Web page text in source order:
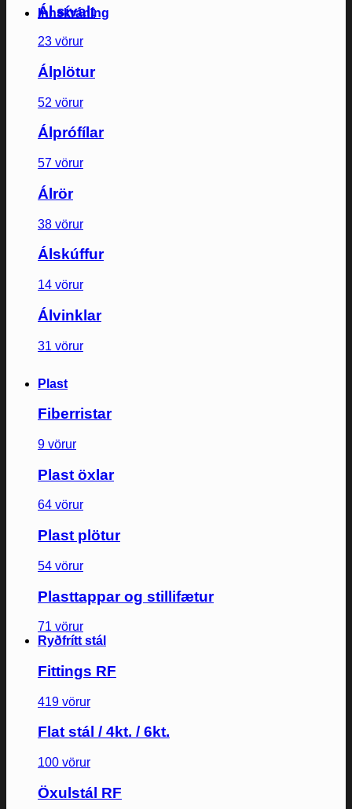
Innskráning
Ál sívalt
23 vörur
Álplötur
52 vörur
Álprófílar
57 vörur
Álrör
38 vörur
Álskúffur
14 vörur
Álvinklar
31 vörur
Plast
Fiberristar
9 vörur
Plast öxlar
64 vörur
Plast plötur
54 vörur
Plasttappar og stillifætur
71 vörur
Ryðfrítt stál
Fittings RF
419 vörur
Flat stál / 4kt. / 6kt.
100 vörur
Öxulstál RF